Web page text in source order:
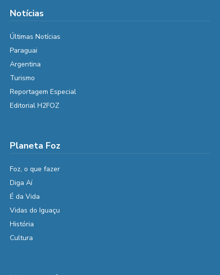
Notícias
Últimas Notícias
Paraguai
Argentina
Turismo
Reportagem Especial
Editorial H2FOZ
Planeta Foz
Foz, o que fazer
Diga Aí
É da Vida
Vidas do Iguaçu
História
Cultura